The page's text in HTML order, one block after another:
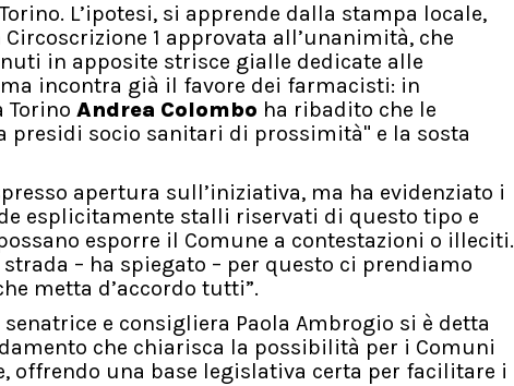
L’ipotesi, si apprende dalla stampa locale,
1 approvata all’unanimità, che
in apposite strisce gialle dedicate alle
incontra già il favore dei farmacisti: in
Andrea Colombo ha ribadito che le
presidi socio sanitari di prossimità" e la sosta
apertura sull’iniziativa, ma ha evidenziato i
esplicitamente stalli riservati di questo tipo e
esporre il Comune a contestazioni o illeciti.
– ha spiegato – per questo ci prendiamo
metta d’accordo tutti”.
e consigliera Paola Ambrogio si è detta
che chiarisca la possibilità per i Comuni
una base legislativa certa per facilitare i